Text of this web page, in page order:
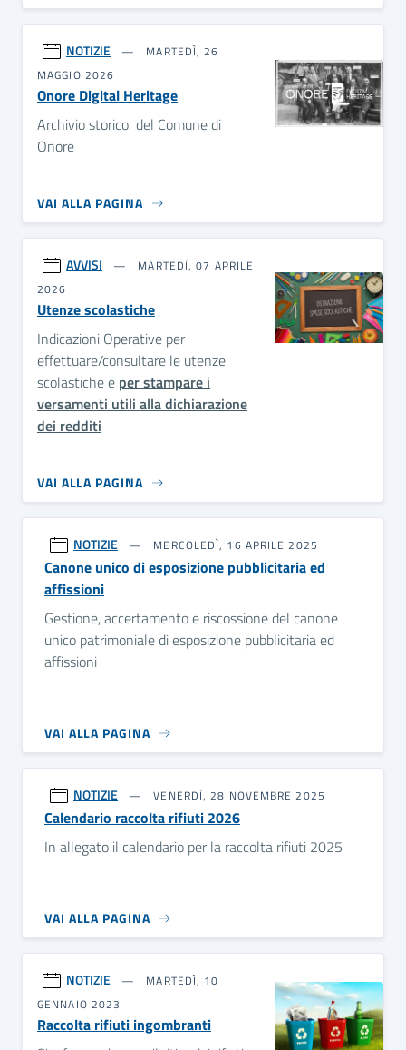
NOTIZIE
MARTEDÌ, 26
MAGGIO 2026
Onore Digital Heritage
Archivio storico del Comune di
Onore
VAI ALLA PAGINA
AVVISI
MARTEDÌ, 07 APRILE
2026
Utenze scolastiche
Indicazioni Operative per
effettuare/consultare le utenze
scolastiche e per stampare i
versamenti utili alla dichiarazione
dei redditi
VAI ALLA PAGINA
NOTIZIE MERCOLEDÌ, 16 APRILE 2025
Canone unico di esposizione pubblicitaria ed
affissioni
Gestione, accertamento e riscossione del canone
unico patrimoniale di esposizione pubblicitaria ed
affissioni
VAI ALLA PAGINA
NOTIZIE VENERDÌ, 28 NOVEMBRE 2025
Calendario raccolta rifiuti 2026
In allegato il calendario per la raccolta rifiuti 2025
VAI ALLA PAGINA
NOTIZIE
MARTEDÌ, 10
GENNAIO 2023
Raccolta rifiuti ingombranti